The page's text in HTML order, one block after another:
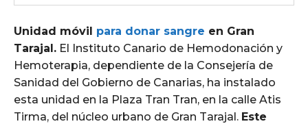
Unidad móvil para donar sangre en Gran
Tarajal. El Instituto Canario de Hemodonación y
Hemoterapia, dependiente de la Consejería de
Sanidad del Gobierno de Canarias, ha instalado
esta unidad en la Plaza Tran Tran, en la calle Atis
Tirma, del núcleo urbano de Gran Tarajal. Este